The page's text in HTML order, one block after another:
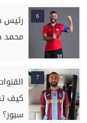
6
رئيس
محمد
7
كيف
سبور؟